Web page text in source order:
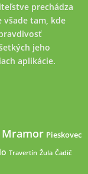
prechádza
všade tam, kde
jeho
aplikácie.
Mramor Pieskovec
Travertín Žula Čadič